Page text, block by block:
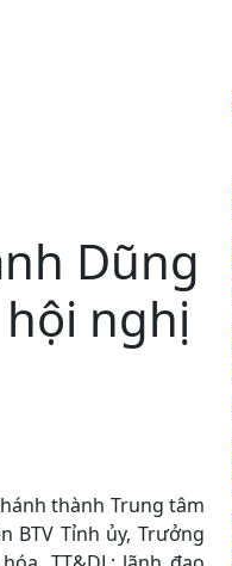
Dũng
nghị
thành Trung tâm
BTV Tỉnh ủy, Trưởng